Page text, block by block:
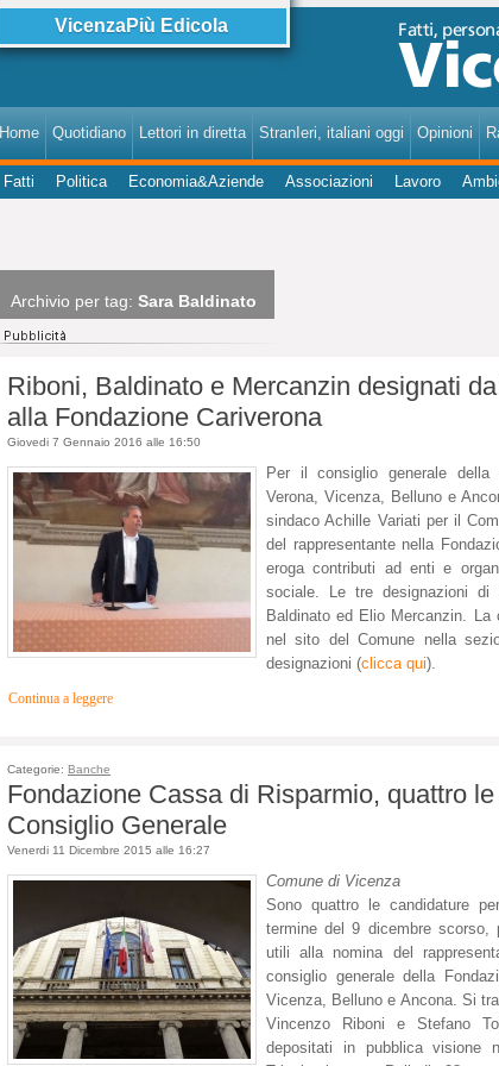
VicenzaPiù Edicola
Home Quotidiano Lettori in diretta StranIeri, italiani oggi Opinioni
Fatti Politica Economia&Aziende Associazioni Lavoro
Archivio per tag: Sara Baldinato
Riboni, Baldinato e Mercanzin designati
alla Fondazione Cariverona
Giovedi 7 Gennaio 2016 alle 16:50
Per il consiglio generale della
Verona, Vicenza, Belluno e
sindaco Achille Variati per il
del rappresentante nella
eroga contributi ad enti e
sociale. Le tre designazioni di
Baldinato ed Elio Mercanzin. La
nel sito del Comune nella
designazioni (clicca qui).
Continua a leggere
Categorie: Banche
Fondazione Cassa di Risparmio, quattro
Consiglio Generale
Venerdi 11 Dicembre 2015 alle 16:27
Comune di Vicenza
Sono quattro le candidature
termine del 9 dicembre scorso,
utili alla nomina del
consiglio generale della
Vicenza, Belluno e Ancona. Si
Vincenzo Riboni e Stefano
depositati in pubblica visione